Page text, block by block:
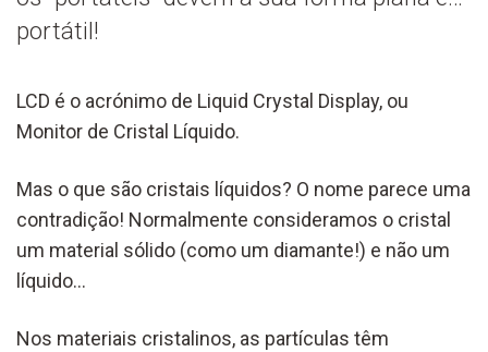
portátil!
LCD é o acrónimo de Liquid Crystal Display, ou
Monitor de Cristal Líquido.
Mas o que são cristais líquidos? O nome parece uma
contradição! Normalmente consideramos o cristal
um material sólido (como um diamante!) e não um
líquido…
Nos materiais cristalinos, as partículas têm